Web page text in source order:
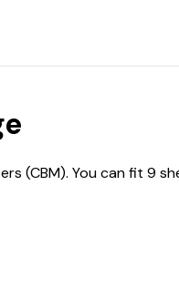
(CBM). You can fit 9